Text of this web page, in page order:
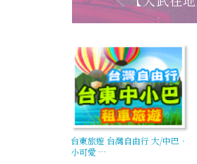
台東旅遊 台灣自由行 大/中巴‧
小可愛 …